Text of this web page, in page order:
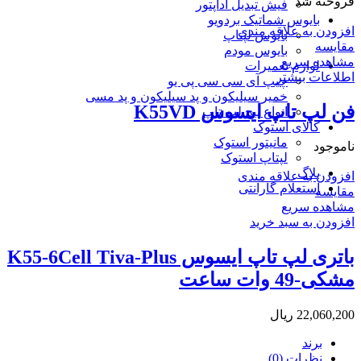
فیش تبدیل آداپتور
بایوس شماتیک بردویو
بایوس لپتاپ
بایوس مودم
لوازم تعمیرات
چیپ آی سی سی پی یو
خمیر سیلیکون و پد سیلیکون و پد مسی
انواع پیچ لپ تاپ
کالای استوک
مانیتور استوک
لپتاپ استوک
بلاگ
استعلام گارانتی
افزودن به علاقه مندی
مقایسه
مشاهده سریع
اطلاعات بیشتر
فن لپ تاپ ایسوس K55VD
ناموجود
افزودن به علاقه مندی
مقایسه
مشاهده سریع
افزودن به سبد خرید
باتری لپ تاپ ایسوس K55-6Cell Tiva-Plus
مشکی-49 وات ساعت
22,060,200 ریال
برند